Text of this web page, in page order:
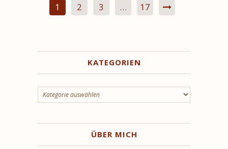
1 2 3 … 17
KATEGORIEN
Kategorien
ÜBER MICH